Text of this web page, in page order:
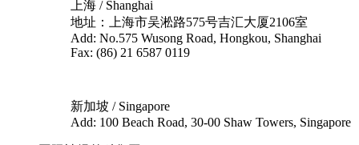
上海 / Shanghai
地址：上海市吴淞路575号吉汇大厦2106室
Add: No.575 Wusong Road, Hongkou, Shanghai
Fax: (86) 21 6587 0119
新加坡 / Singapore
Add: 100 Beach Road, 30-00 Shaw Towers, Singapore